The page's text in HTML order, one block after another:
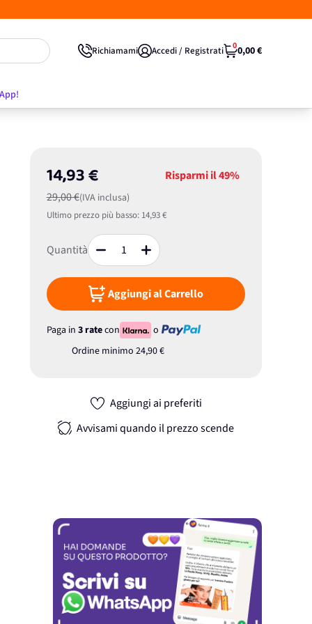
Richiamami Accedi / Registrati 00,00 €
14,93 €
29,00 €(IVA inclusa)
Risparmi il49%
Ultimo prezzo più basso: 14,93 €
Quantità
Aggiungi al Carrello
Paga in 3 ratecon
o
Ordine minimo 24,90 €
Aggiungi ai preferiti
Avvisami quando il prezzo scende